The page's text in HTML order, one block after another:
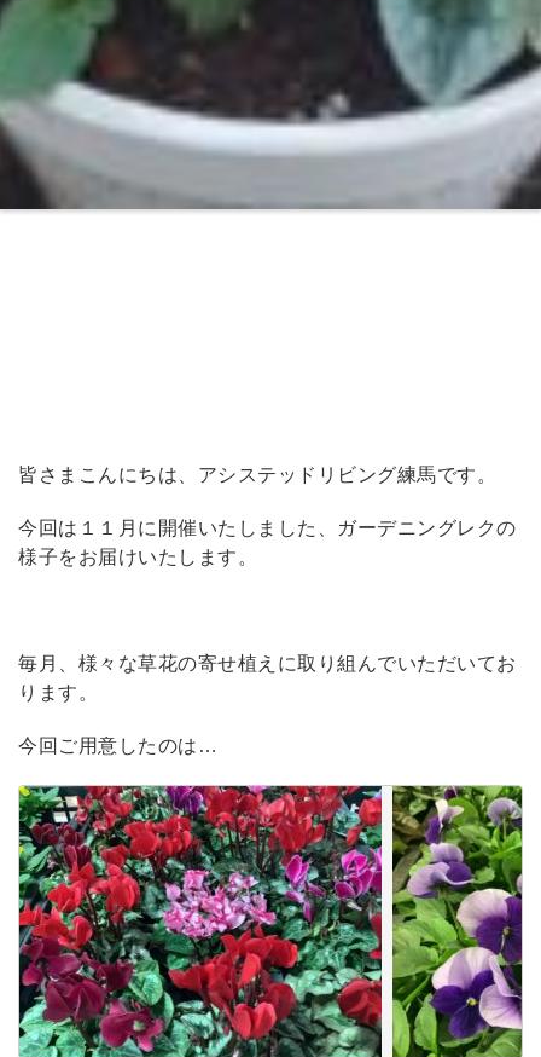
皆さまこんにちは、アシステッドリビング練馬です。
今回は１１月に開催いたしました、ガーデニングレクの
様子をお届けいたします。
毎月、様々な草花の寄せ植えに取り組んでいただいてお
ります。
今回ご用意したのは…